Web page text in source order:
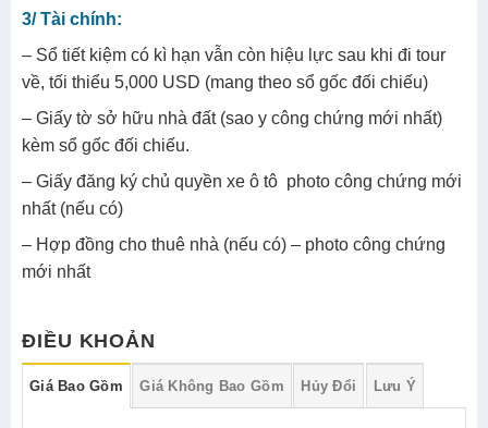
3/ Tài chính:
– Sổ tiết kiệm có kì hạn vẫn còn hiệu lực sau khi đi tour
về, tối thiểu 5,000 USD (mang theo sổ gốc đối chiếu)
– Giấy tờ sở hữu nhà đất (sao y công chứng mới nhất)
kèm sổ gốc đối chiếu.
– Giấy đăng ký chủ quyền xe ô tô photo công chứng mới
nhất (nếu có)
– Hợp đồng cho thuê nhà (nếu có) – photo công chứng
mới nhất
ĐIỀU KHOẢN
Giá Bao Gồm Giá Không Bao Gồm Hủy Đổi Lưu Ý